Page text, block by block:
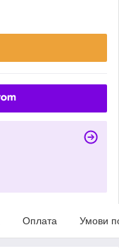
Оплата Умови